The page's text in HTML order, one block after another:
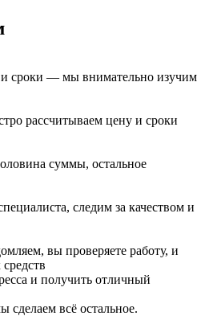
и сроки — мы внимательно изучим
рассчитываем цену и сроки
суммы, остальное
следим за качеством и
вы проверяете работу, и
и получить отличный
сделаем всё остальное.